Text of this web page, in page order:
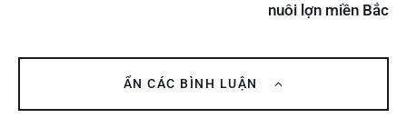
nuôi lợn miền Bắc
ẨN CÁC BÌNH LUẬN